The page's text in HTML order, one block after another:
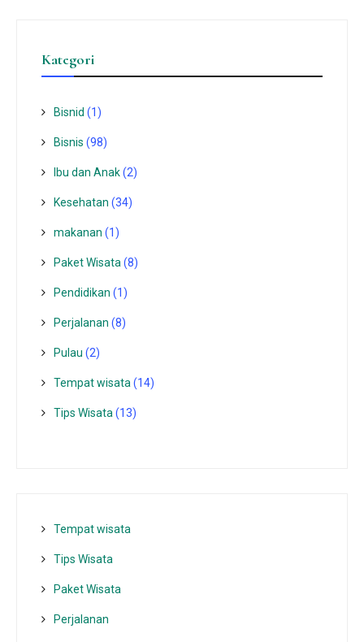
Kategori
Bisnid (1)
Bisnis (98)
Ibu dan Anak(2)
Kesehatan (34)
makanan (1)
Paket Wisata(8)
Pendidikan (1)
Perjalanan (8)
Pulau (2)
Tempat wisata‎(14)
Tips Wisata(13)
Tempat wisata‎
Tips Wisata
Paket Wisata
Perjalanan